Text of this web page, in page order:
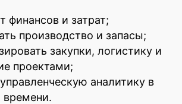
финансов и затрат;
производство и запасы;
закупки, логистику и
проектами;
аналитику в
времени.